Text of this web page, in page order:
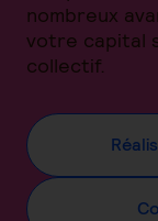
nombreux
votre capital
collectif.